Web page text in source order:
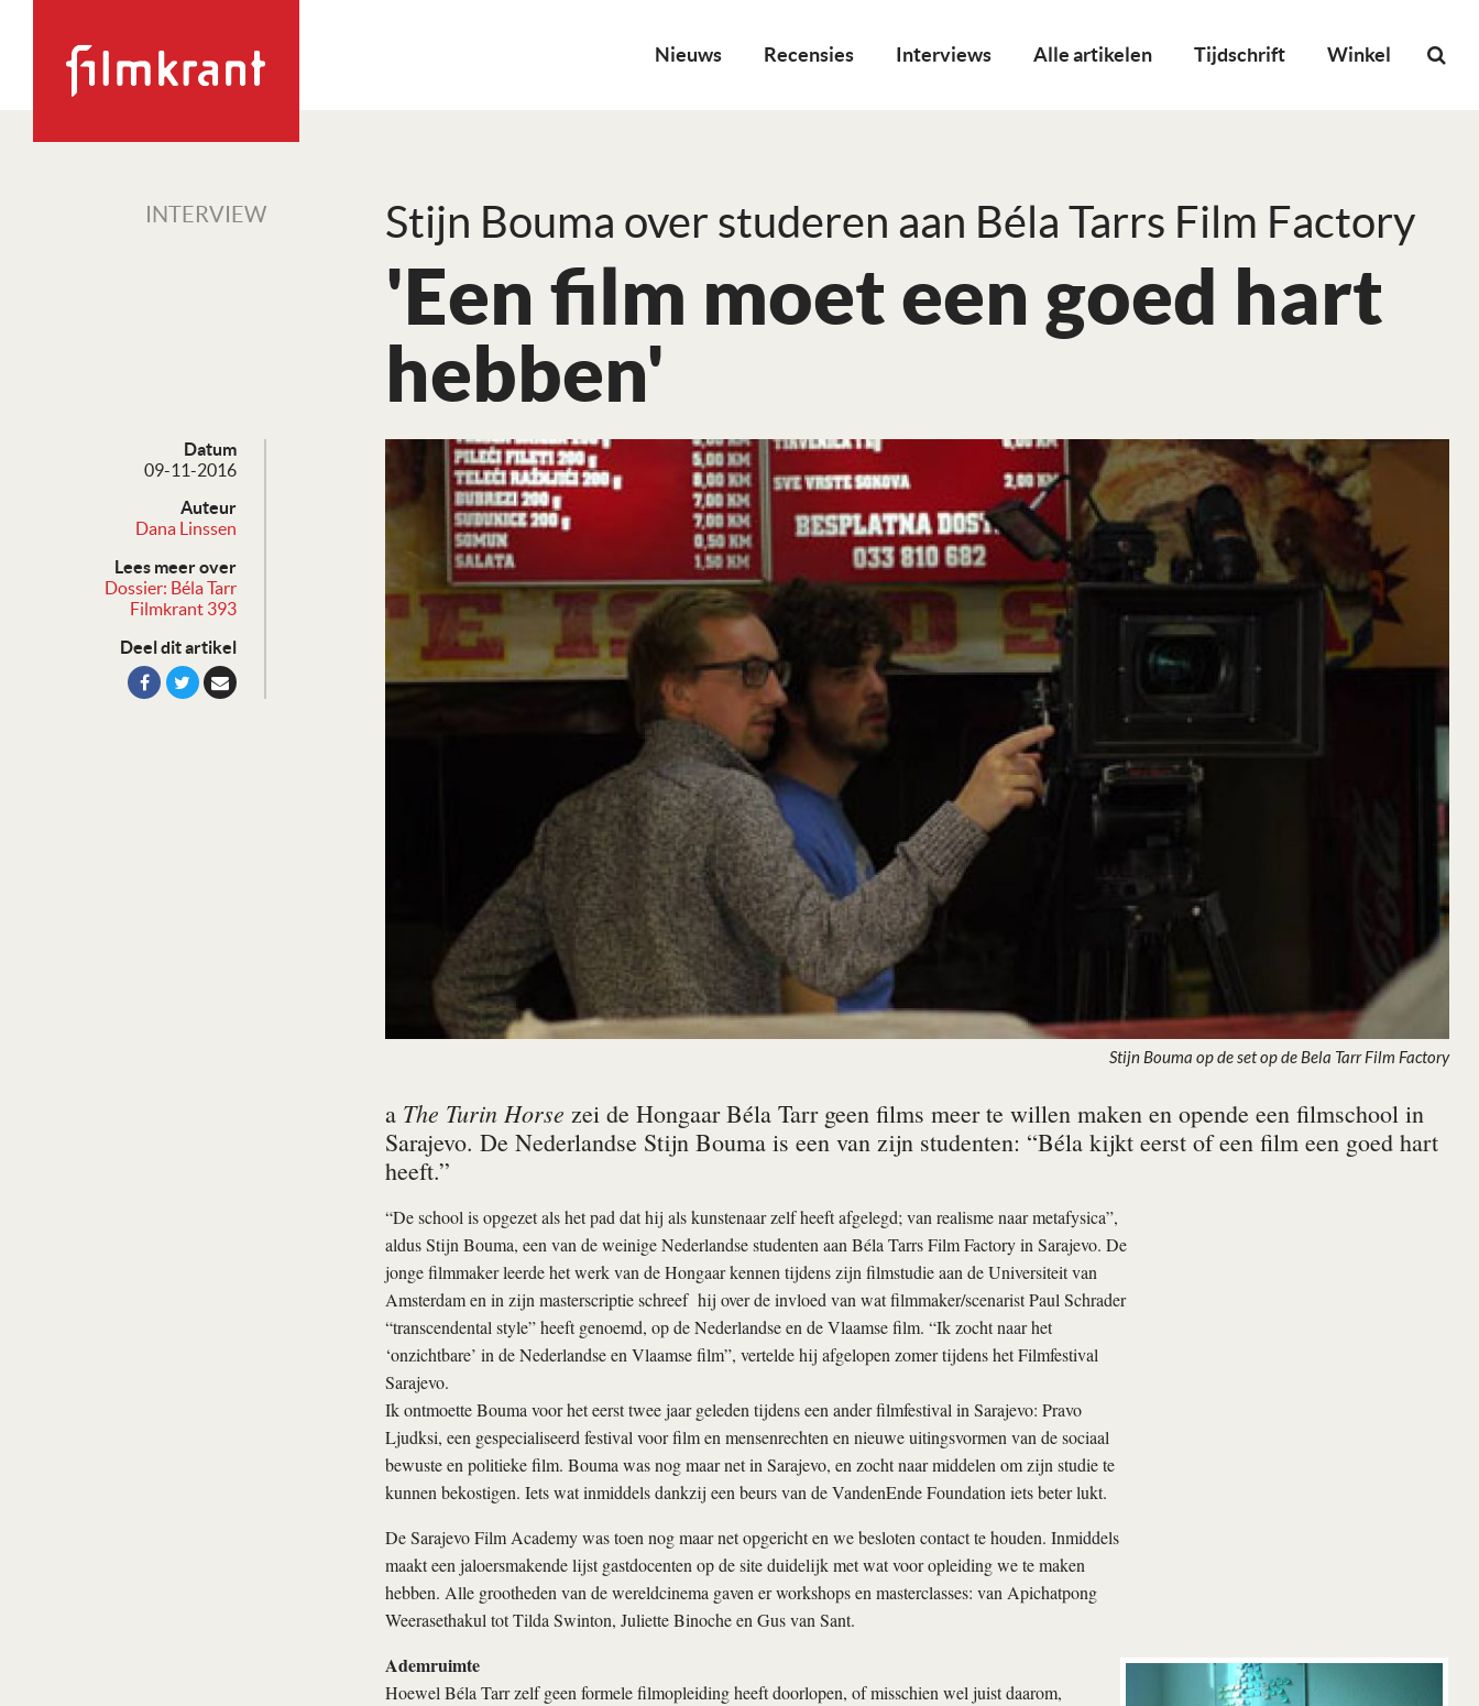
Nieuws Recensies Interviews Alle artikelen Tijdschrift Winkel
INTERVIEW Stijn Bouma over studeren aan Béla Tarrs Film Factory
'Een film moet een goed hart
hebben'
Datum
09-11-2016
Auteur
Dana Linssen
Lees meer over
Dossier: Béla Tarr
Filmkrant 393
Deel dit artikel
Stijn Bouma op de set op de Bela Tarr Film Factory
a The Turin Horse zei de Hongaar Béla Tarr geen films meer te willen maken en opende een filmschool in
Sarajevo. De Nederlandse Stijn Bouma is een van zijn studenten: “Béla kijkt eerst of een film een goed hart
heeft.”
“De school is opgezet als het pad dat hij als kunstenaar zelf heeft afgelegd; van realisme naar metafysica”,
aldus Stijn Bouma, een van de weinige Nederlandse studenten aan Béla Tarrs Film Factory in Sarajevo. De
jonge filmmaker leerde het werk van de Hongaar kennen tijdens zijn filmstudie aan de Universiteit van
Amsterdam en in zijn masterscriptie schreef hij over de invloed van wat filmmaker/scenarist Paul Schrader
“transcendental style” heeft genoemd, op de Nederlandse en de Vlaamse film. “Ik zocht naar het
‘onzichtbare’ in de Nederlandse en Vlaamse film”, vertelde hij afgelopen zomer tijdens het Filmfestival
Sarajevo.
Ik ontmoette Bouma voor het eerst twee jaar geleden tijdens een ander filmfestival in Sarajevo: Pravo
Ljudksi, een gespecialiseerd festival voor film en mensenrechten en nieuwe uitingsvormen van de sociaal
bewuste en politieke film. Bouma was nog maar net in Sarajevo, en zocht naar middelen om zijn studie te
kunnen bekostigen. Iets wat inmiddels dankzij een beurs van de VandenEnde Foundation iets beter lukt.
De Sarajevo Film Academy was toen nog maar net opgericht en we besloten contact te houden. Inmiddels
maakt een jaloersmakende lijst gastdocenten op de site duidelijk met wat voor opleiding we te maken
hebben. Alle grootheden van de wereldcinema gaven er workshops en masterclasses: van Apichatpong
Weerasethakul tot Tilda Swinton, Juliette Binoche en Gus van Sant.
Ademruimte
Hoewel Béla Tarr zelf geen formele filmopleiding heeft doorlopen, of misschien wel juist daarom,